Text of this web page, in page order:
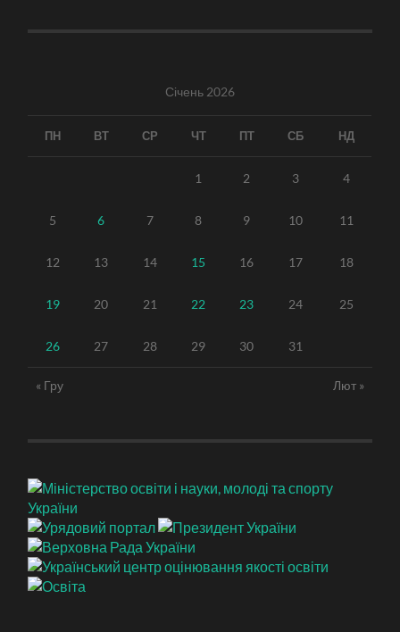
Січень 2026
ПН ВТ СР ЧТ ПТ СБ НД
1 2 3 4
5 6 7 8 9 10 11
12 13 14 15 16 17 18
19 20 21 22 23 24 25
26 27 28 29 30 31
« Гру Лют »